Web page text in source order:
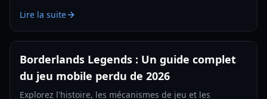
première personne dans notre guide 2026.
Lire la suite
Borderlands Legends : Un guide complet
du jeu mobile perdu de 2026
Explorez l'histoire, les mécanismes de jeu et les